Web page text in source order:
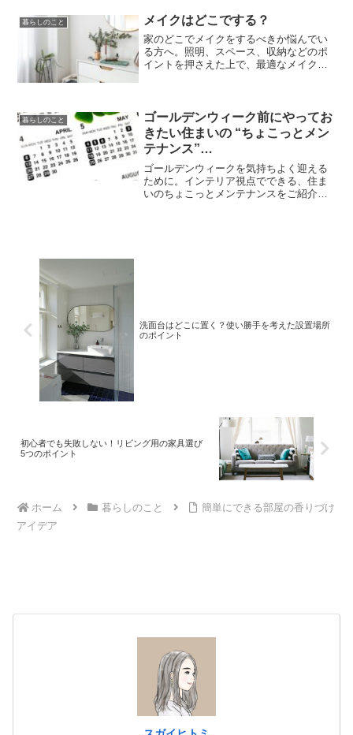
暮らしのこと メイクはどこでする？
家のどこでメイクをするべきか悩んでい
る方へ。照明、スペース、収納などのポ
イントを押さえた上で、最適なメイクを
暮らしのこと
ゴールデンウィーク前にやってお
きたい住まいの “ちょこっとメン
テナンス”
ー おしゃれに、心地よく。連休
を迎えるための小さな整え習慣
ー
ゴールデンウィークを気持ちよく迎える
ために。インテリア視点でできる、住ま
いのちょこっとメンテナンスをご紹介。
洗面台はどこに置く？使い勝手を考えた設置場所
のポイント
初心者でも失敗しない！リビング用の家具選び
5つのポイント
ホーム 暮らしのこと
簡単にできる部屋の香りづけ
アイデア